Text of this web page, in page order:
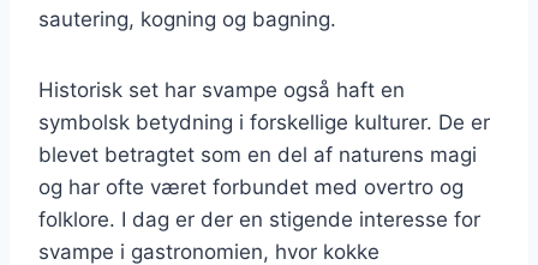
sautering, kogning og bagning.
Historisk set har svampe også haft en
symbolsk betydning i forskellige kulturer. De er
blevet betragtet som en del af naturens magi
og har ofte været forbundet med overtro og
folklore. I dag er der en stigende interesse for
svampe i gastronomien, hvor kokke